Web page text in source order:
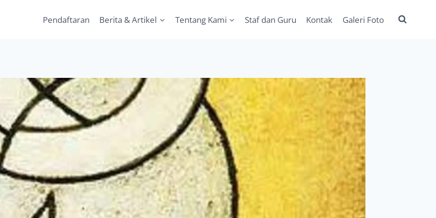
Pendaftaran Berita & Artikel Tentang Kami Staf dan Guru Kontak Galeri Foto